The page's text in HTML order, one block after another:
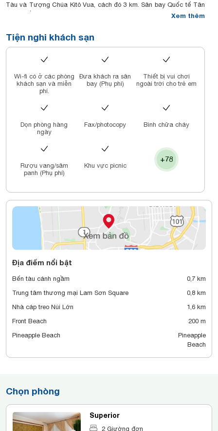
Tàu và Tượng Chúa Kitô Vua, cách đó 3 km. Sân bay Quốc tế Tân
các phòng còn được trang bị TV truyền hình cáp màn hình phẳng,
minibar và tiện nghi pha trà/cà phê. Phòng tắm riêng có bồn tắm.
Các phòng có tầm nhìn ra hồ bơi hoặc biển.
Quý khách có thể tận hưởng một ván tennis hoặc đơn giản là thư
họp và tiệc cũng như lễ tân 24 giờ. Những khách lái xe có thể sử
dụng tiện nghi đỗ xe miễn phí.
vụ thực phẩm Việt Nam chính thống, bao gồm cả đặc sản hải sản.
Xem thêm
Tiện nghi khách sạn
Wi-fi có ở các phòng
khách sạn và miễn
phí.
Đưa khách ra sân
bay (Phụ phí)
Thiết bị vui chơi
ngoài trời cho trẻ em
Dọn phòng hàng
ngày
Fax/photocopy Bình chữa cháy
Rượu vang/sâm
panh (Phụ phí)
Khu vực picnic
+78
Địa điểm nổi bật
Bến tàu cánh ngầm
0,7 km
Trung tâm thương mại Lam Sơn Square
0,8 km
Nhà cáp treo Núi Lớn
1,6 km
Front Beach
200 m
Pineapple Beach
Pineapple
Beach
Chọn phòng
Superior
2 Giường đơn